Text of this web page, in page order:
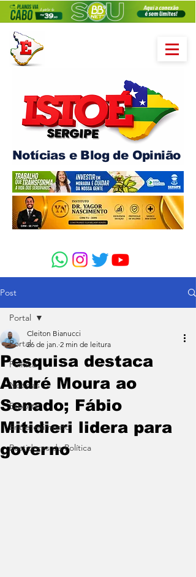
Notícias e Blog de Opinião
Post
Portal
Política
Notícias
Esporte
Entretenimento
Bastidores da Política
Portal
Pesquisa destaca
André Moura ao
Senado; Fábio
Mitidieri lidera para
governo
Cleiton Bianucci
26 de jan. 2 min de leitura